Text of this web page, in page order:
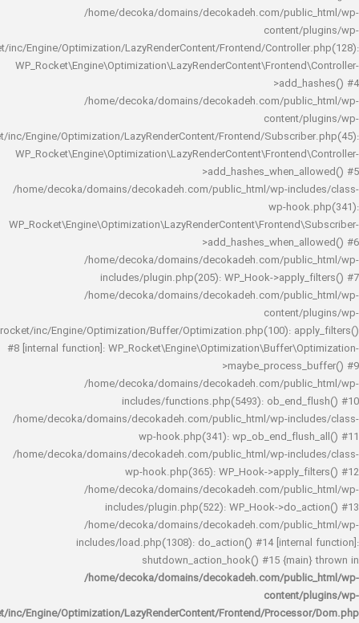
/home/decoka/domains/decokadeh.com/
rocket/inc/Engine/Optimization/LazyRenderContent/Frontend/
/home/decoka/domains/decokadeh.com/
rocket/inc/Engine/Optimization/LazyRenderContent/Frontend/
/home/decoka/domains/decokadeh.com/public_html/wp-
wp-
/home/decoka/domains/decokadeh.com/
includes/plugin.php(205): WP_Hook-
/home/decoka/domains/decokadeh.com/
rocket/inc/Engine/Optimization/Buffer/Optimization.php(100):
#8 [internal function]:
/home/decoka/domains/decokadeh.com/
includes/functions.php(5493):
/home/decoka/domains/decokadeh.com/public_html/wp-
wp-hook.php(341):
/home/decoka/domains/decokadeh.com/public_html/wp-
wp-hook.php(365): WP_Hook-
/home/decoka/domains/decokadeh.com/
includes/plugin.php(522): WP_Hook-
/home/decoka/domains/decokadeh.com/
includes/load.php(1308): do_action() #14
shutdown_action_hook() #15
/home/decoka/domains/decokadeh.com/
rocket/inc/Engine/Optimization/LazyRenderContent/Frontend/